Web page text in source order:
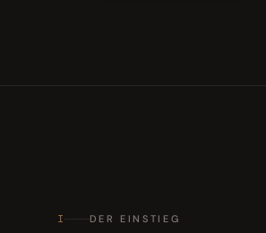
I DER EINSTIEG